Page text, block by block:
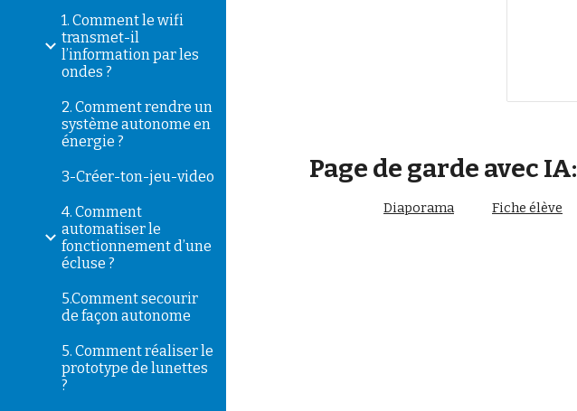
1. Comment le wifi
transmet-il
l’information par les
ondes ?
2. Comment rendre un
système autonome en
énergie ?
3-Créer-ton-jeu-video
4. Comment
automatiser le
fonctionnement d’une
écluse ?
5.Comment secourir
de façon autonome
5. Comment réaliser le
prototype de lunettes
?
Page de garde avec IA:
Diaporama Fiche élève